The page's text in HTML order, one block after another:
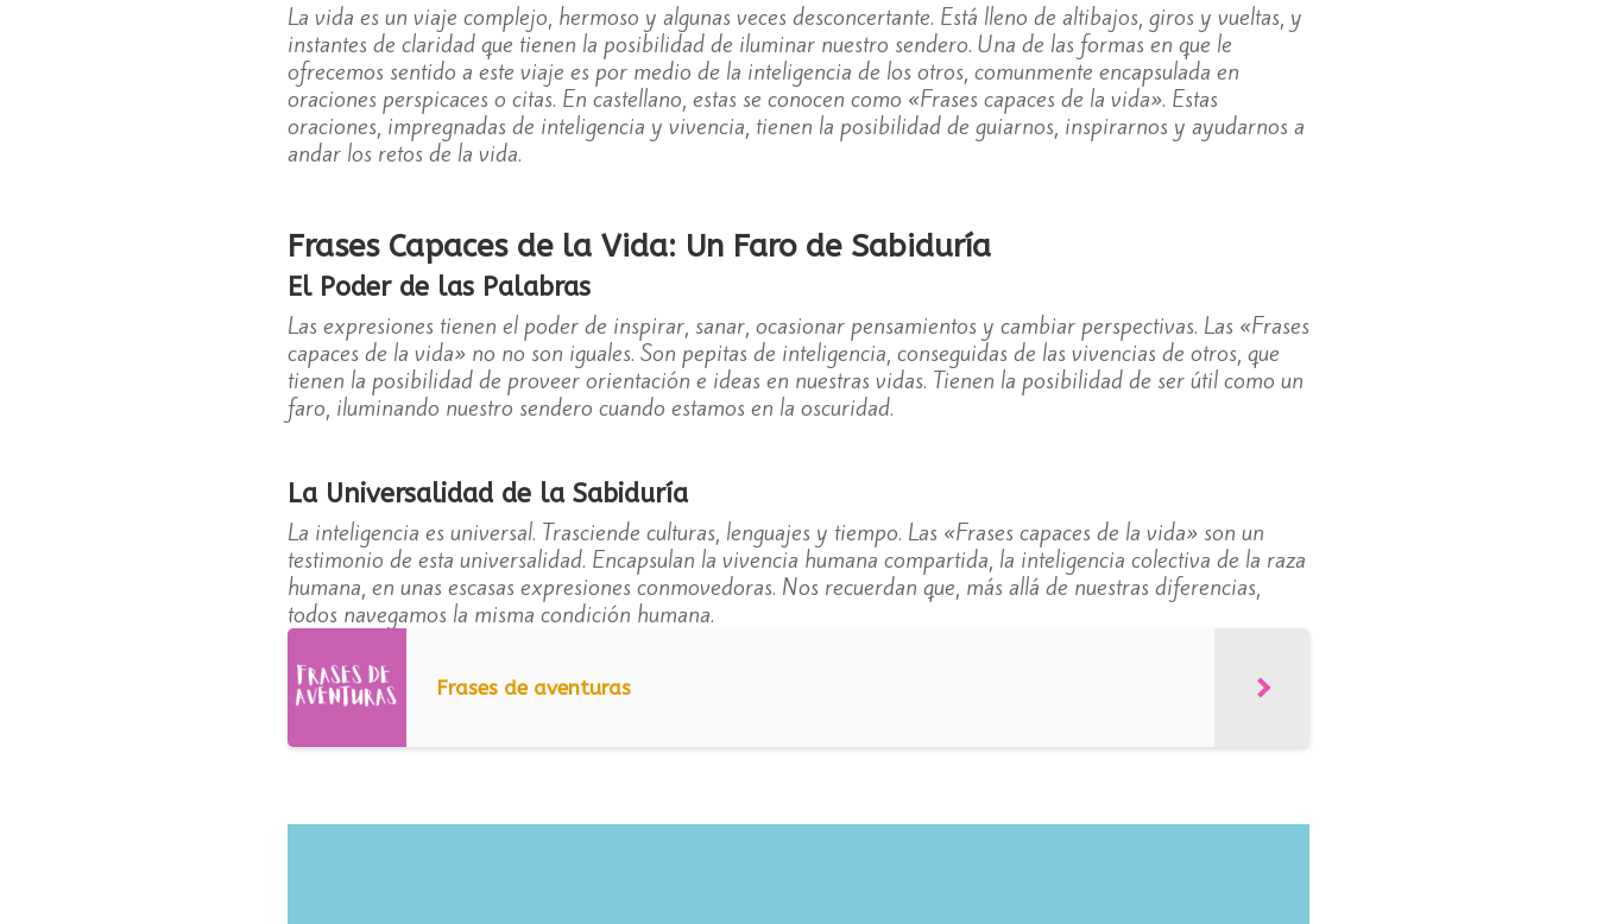
La vida es un viaje complejo, hermoso y algunas veces desconcertante. Está lleno de altibajos, giros y vueltas, y
instantes de claridad que tienen la posibilidad de iluminar nuestro sendero. Una de las formas en que le
ofrecemos sentido a este viaje es por medio de la inteligencia de los otros, comunmente encapsulada en
oraciones perspicaces o citas. En castellano, estas se conocen como «Frases capaces de la vida». Estas
oraciones, impregnadas de inteligencia y vivencia, tienen la posibilidad de guiarnos, inspirarnos y ayudarnos a
andar los retos de la vida.
Frases Capaces de la Vida: Un Faro de Sabiduría
El Poder de las Palabras
Las expresiones tienen el poder de inspirar, sanar, ocasionar pensamientos y cambiar perspectivas. Las «Frases
capaces de la vida» no no son iguales. Son pepitas de inteligencia, conseguidas de las vivencias de otros, que
tienen la posibilidad de proveer orientación e ideas en nuestras vidas. Tienen la posibilidad de ser útil como un
faro, iluminando nuestro sendero cuando estamos en la oscuridad.
La Universalidad de la Sabiduría
La inteligencia es universal. Trasciende culturas, lenguajes y tiempo. Las «Frases capaces de la vida» son un
testimonio de esta universalidad. Encapsulan la vivencia humana compartida, la inteligencia colectiva de la raza
humana, en unas escasas expresiones conmovedoras. Nos recuerdan que, más allá de nuestras diferencias,
todos navegamos la misma condición humana.
Frases de aventuras